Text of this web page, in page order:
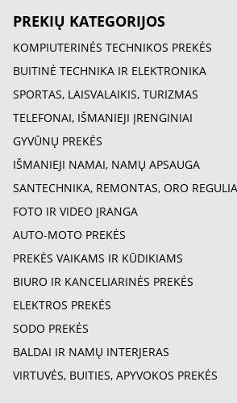
PREKIŲ KATEGORIJOS
KOMPIUTERINĖS TECHNIKOS PREKĖS
BUITINĖ TECHNIKA IR ELEKTRONIKA
SPORTAS, LAISVALAIKIS, TURIZMAS
TELEFONAI, IŠMANIEJI ĮRENGINIAI
GYVŪNŲ PREKĖS
IŠMANIEJI NAMAI, NAMŲ APSAUGA
SANTECHNIKA, REMONTAS, ORO
FOTO IR VIDEO ĮRANGA
AUTO-MOTO PREKĖS
PREKĖS VAIKAMS IR KŪDIKIAMS
BIURO IR KANCELIARINĖS PREKĖS
ELEKTROS PREKĖS
SODO PREKĖS
BALDAI IR NAMŲ INTERJERAS
VIRTUVĖS, BUITIES, APYVOKOS PREKĖS